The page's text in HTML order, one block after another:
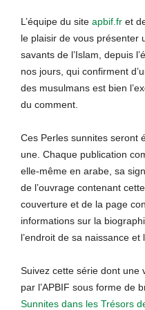
L’équipe du site apbif.fr et
le plaisir de vous présenter
savants de l’Islam, depuis
nos jours, qui confirment
des musulmans est bien
du comment.
Ces Perles sunnites seront
une. Chaque publication
elle-même en arabe, sa
de l’ouvrage contenant
couverture et de la page
informations sur la
l’endroit de sa naissance et
Suivez cette série dont une
par l’APBIF sous forme de
Sunnites dans les Trésors